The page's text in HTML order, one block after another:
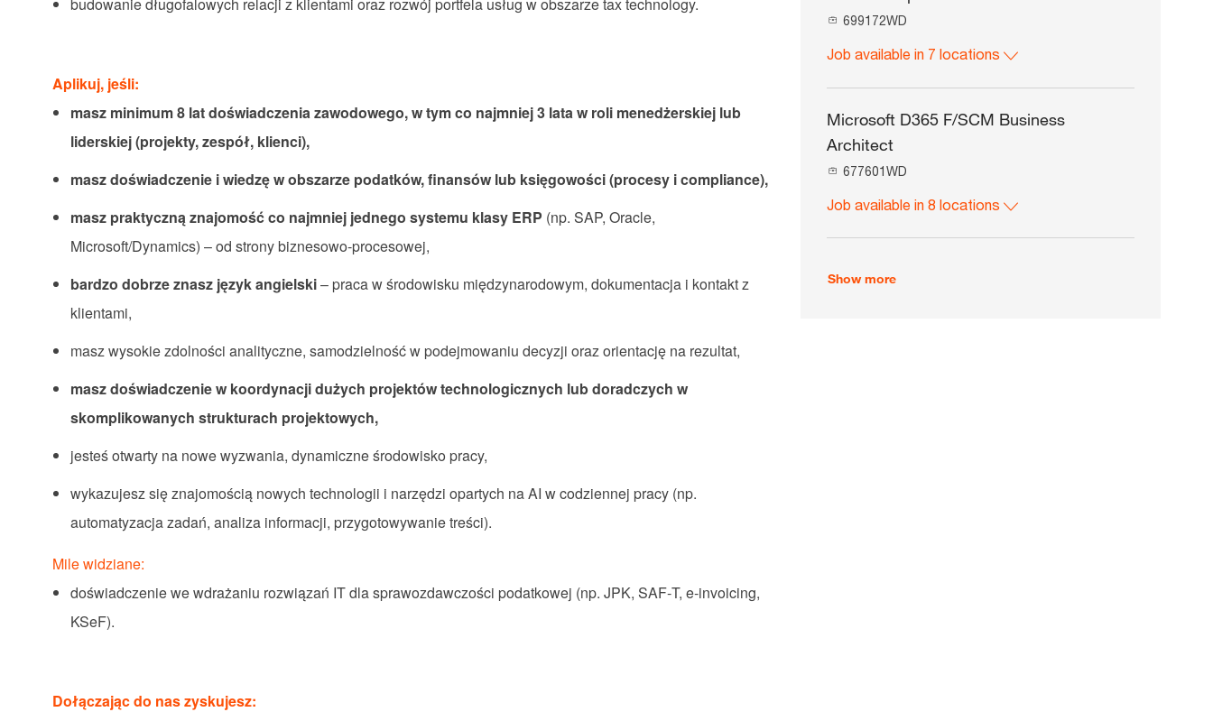
Aplikuj, jeśli:
masz minimum 8 lat doświadczenia zawodowego, w tym co najmniej 3 lata w roli menedżerskiej lub
liderskiej (projekty, zespół, klienci),
masz doświadczenie i wiedzę w obszarze podatków, finansów lub księgowości (procesy i compliance),
masz praktyczną znajomość co najmniej jednego systemu klasy ERP (np. SAP, Oracle,
Microsoft/Dynamics) – od strony biznesowo‑procesowej,
bardzo dobrze znasz język angielski– praca w środowisku międzynarodowym, dokumentacja i kontakt z
klientami,
masz wysokie zdolności analityczne, samodzielność w podejmowaniu decyzji oraz orientację na rezultat,
masz doświadczenie w koordynacji dużych projektów technologicznych lub doradczych w
skomplikowanych strukturach projektowych,
jesteś otwarty na nowe wyzwania, dynamiczne środowisko pracy,
wykazujesz się znajomością nowych technologii i narzędzi opartych na AI w codziennej pracy (np.
automatyzacja zadań, analiza informacji, przygotowywanie treści).
Mile widziane:
doświadczenie we wdrażaniu rozwiązań IT dla sprawozdawczości podatkowej (np. JPK, SAF‑T, e‑invoicing,
KSeF).
Dołączając do nas zyskujesz:
J
b
d
699172WD
Job available in 7 locations
Microsoft D365 F/SCM Business
Architect
J
b
d
677601WD
Job available in 8 locations
Show more